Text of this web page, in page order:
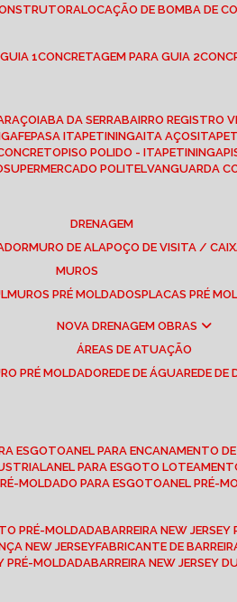
LOCAÇÃO DE BOMBA DE
GUIA 1 CONCRETAGEM PARA GUIA 2
ARAÇOIABA DA SERRA BAIRRO REGISTRO
FEPASA ITAPETININGA ITA AÇOS
PISO POLIDO - ITAPETININGA
SUPERMERCADO POLITEL VANGUARDA
DRENAGEM
MURO DE ALA POÇO DE VISITA /
MUROS
MUROS PRÉ MOLDADOS PLACAS PRÉ
NOVA DRENAGEM OBRAS
ÁREAS DE ATUAÇÃO
PRÉ MOLDADO REDE DE ÁGUA REDE
ESGOTO ANEL PARA ENCANAMENTO
ANEL PARA ESGOTO
MOLDADO PARA ESGOTO ANEL PRÉ-
PRÉ-MOLDADA BARREIRA NEW
NEW JERSEY FABRICANTE DE
PRÉ-MOLDADA BARREIRA NEW JERSEY